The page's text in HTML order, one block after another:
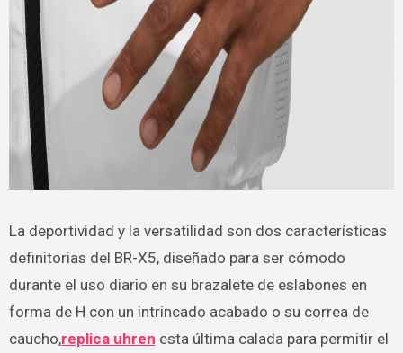
La deportividad y la versatilidad son dos características
definitorias del BR-X5, diseñado para ser cómodo
durante el uso diario en su brazalete de eslabones en
forma de H con un intrincado acabado o su correa de
caucho,replica uhren esta última calada para permitir el